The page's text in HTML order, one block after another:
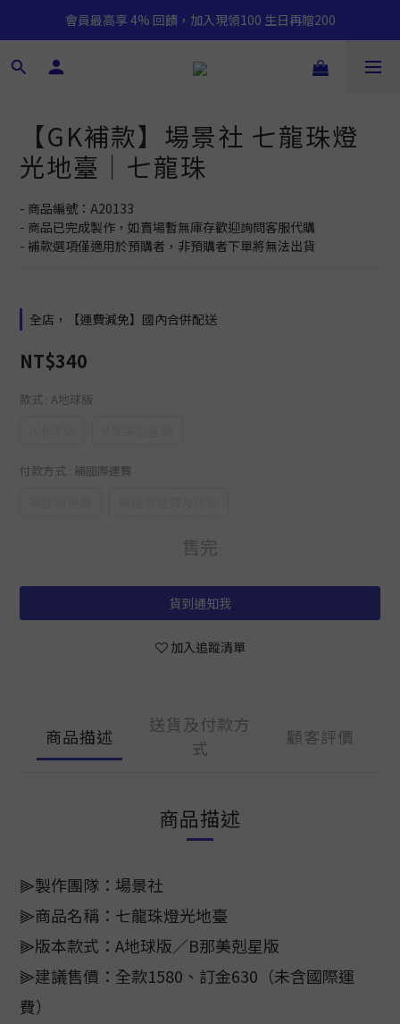
會員最高享 4% 回饋，加入現領100 生日再贈200
【GK補款】場景社 七龍珠燈
光地臺｜七龍珠
- 商品編號：A20133
- 商品已完成製作，如賣場暫無庫存歡迎詢問客服代購
- 補款選項僅適用於預購者，非預購者下單將無法出貨
全店，【運費減免】國內合併配送
NT$340
款式 : A地球版
付款方式 : 補國際運費
售完
貨到通知我
加入追蹤清單
商品描述
送貨及付款方
式
顧客評價
商品描述
⫸製作團隊：場景社
⫸商品名稱：七龍珠燈光地臺
⫸版本款式：A地球版／B那美剋星版
⫸建議售價：全款1580、訂金630（未含國際運
費）